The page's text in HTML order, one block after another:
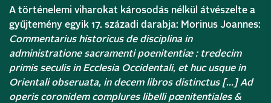
A történelemi viharokat károsodás nélkül átvészelte a
gyűjtemény egyik 17. századi darabja: Morinus Joannes:
Commentarius historicus de disciplina in
administratione sacramenti poenitentiæ : tredecim
primis seculis in Ecclesia Occidentali, et huc usque in
Orientali obseruata, in decem libros distinctus […] Ad
operis coronidem complures libelli pœnitentiales &